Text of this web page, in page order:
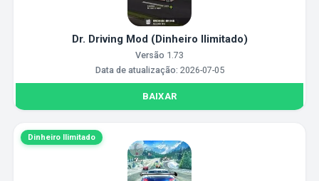
Dr. Driving Mod (Dinheiro Ilimitado)
Versão 1.73
Data de atualização: 2026-07-05
BAIXAR
Dinheiro Ilimitado